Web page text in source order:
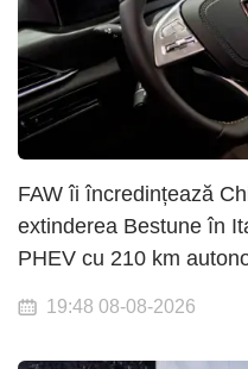
FAW îi încredințează
extinderea Bestune în
PHEV cu 210 km
19:48 08-08-2026